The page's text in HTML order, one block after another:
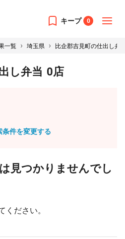
キープ 0
一覧 › 埼玉県 › 比企郡吉見町の仕出し弁
し弁当 0店
条件を変更する
見つかりませんでし
ください。